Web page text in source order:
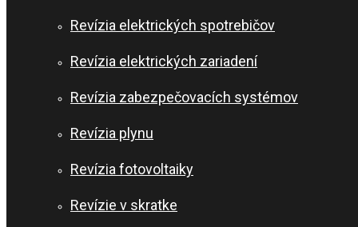
Revízia elektrických spotrebičov
Revízia elektrických zariadení
Revízia zabezpečovacích systémov
Revízia plynu
Revízia fotovoltaiky
Revízie v skratke